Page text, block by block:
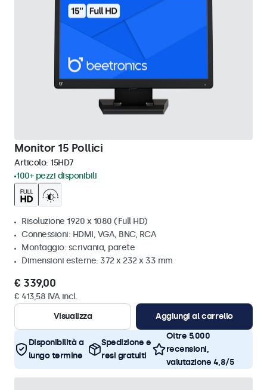
Monitor 15 Pollici
Articolo: 15HD7
100+ pezzi disponibili
Risoluzione 1920 x 1080 (Full HD)
Connessioni: HDMI, VGA, BNC, RCA
Montaggio: scrivania, parete
Dimensioni esterne: 372 x 232 x 33 mm
€ 339,00
€ 413,58 IVA incl.
Visualizza
Aggiungi al carrello
Disponibilità a
lungo termine
Spedizione e
resi gratuiti
Oltre 5.000
recensioni,
valutazione 4,8/5